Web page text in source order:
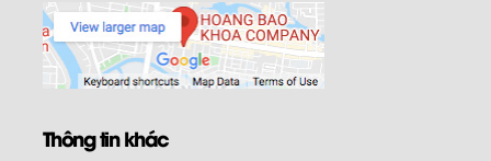
Thông tin khác